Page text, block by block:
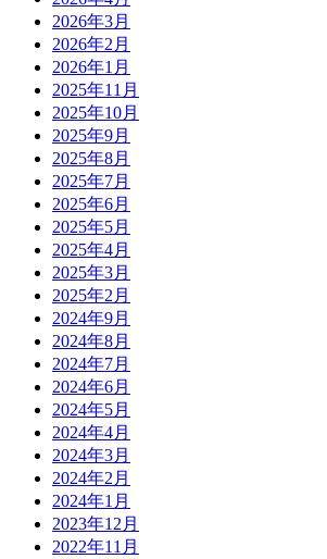
2026年3月
2026年2月
2026年1月
2025年11月
2025年10月
2025年9月
2025年8月
2025年7月
2025年6月
2025年5月
2025年4月
2025年3月
2025年2月
2024年9月
2024年8月
2024年7月
2024年6月
2024年5月
2024年4月
2024年3月
2024年2月
2024年1月
2023年12月
2022年11月